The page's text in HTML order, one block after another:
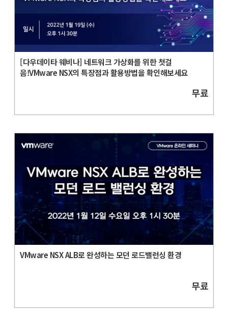
[다우데이타 웨비나] 네트워크 가상화를 위한 첫걸
음!VMware NSX의 특장점과 활용방법을 확인해보세요
무료
VMware NSX ALB로 완성하는 모던 로드밸런싱 환경
무료